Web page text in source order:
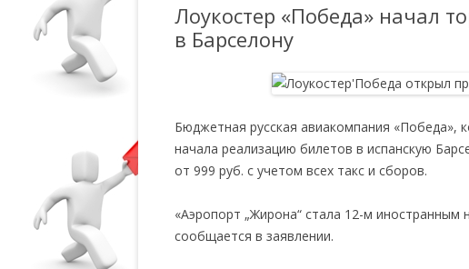
Лоукостер «Победа» начал
в Барселону
Бюджетная русская авиакомпания «Победа»,
начала реализацию билетов в испанскую
от 999 руб. с учетом всех такс и сборов.
«Аэропорт „Жирона“ стала 12-м иностранным
сообщается в заявлении.